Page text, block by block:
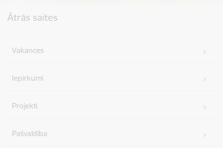
Ātrās saites
Vakances
Iepirkumi
Projekti
Pašvaldība